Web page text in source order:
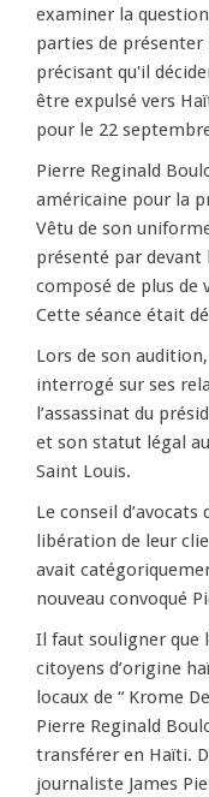
examiner la
parties de
précisant qu'il
être expulsé vers
pour le 22
Pierre Reginald
américaine pour la
Vêtu de son
présenté par devant
composé de plus de
Cette séance était
Lors de son
interrogé sur ses
l’assassinat du
et son statut légal
Saint Louis.
Le conseil
libération de leur
avait
nouveau convoqué
Il faut souligner que
citoyens d’origine
locaux de “ Krome
Pierre Reginald
transférer en Haïti.
journaliste James